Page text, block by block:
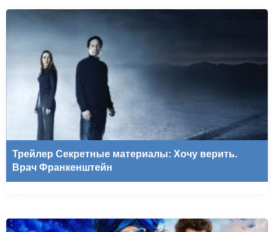
Трейлер Секретные материалы: Хочу верить.
Врач Франкенштейн